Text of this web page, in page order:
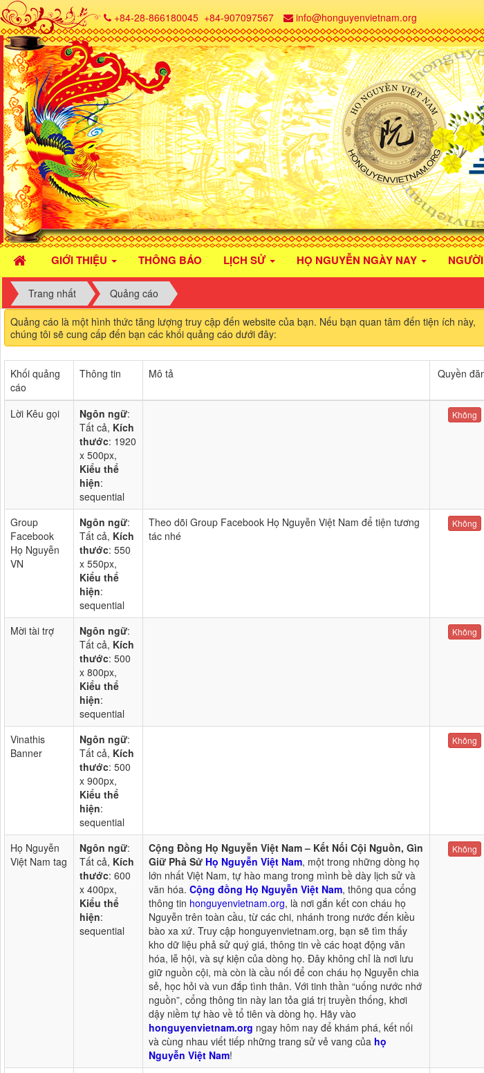
GIỚI THIỆU THÔNG BÁO LỊCH SỬ HỌ NGUYỄN NGÀY NAY
+84-28-866180045 +84-907097567 info@honguyenvietnam.org
Trang nhất Quảng cáo
Quảng cáo là một hình thức tăng lượng truy cập đến website của bạn. Nếu bạn quan tâm đến tiện ích này,
chúng tôi sẽ cung cấp đến bạn các khối quảng cáo dưới đây:
Khối quảng
cáo
Thông tin Mô tả Quyền
Lời Kêu gọi Ngôn ngữ:
Tất cả, Kích
thước: 1920
x 500px,
Kiểu thể
hiện:
sequential
Không
Group
Facebook
Họ Nguyễn
VN
Ngôn ngữ:
Tất cả, Kích
thước: 550
x 550px,
Kiểu thể
hiện:
sequential
Theo dõi Group Facebook Họ Nguyễn Việt Nam để tiện tương
tác nhé
Không
Mời tài trợ Ngôn ngữ:
Tất cả, Kích
thước: 500
x 800px,
Kiểu thể
hiện:
sequential
Không
Vinathis
Banner
Ngôn ngữ:
Tất cả, Kích
thước: 500
x 900px,
Kiểu thể
hiện:
sequential
Không
Họ Nguyễn
Việt Nam tag
Ngôn ngữ:
Tất cả, Kích
thước: 600
x 400px,
Kiểu thể
hiện:
sequential
Cộng Đồng Họ Nguyễn Việt Nam – Kết Nối Cội Nguồn, Gìn
Giữ Phả Sử Họ Nguyễn Việt Nam, một trong những dòng họ
lớn nhất Việt Nam, tự hào mang trong mình bề dày lịch sử và
văn hóa. Cộng đồng Họ Nguyễn Việt Nam, thông qua cổng
thông tin honguyenvietnam.org, là nơi gắn kết con cháu họ
Nguyễn trên toàn cầu, từ các chi, nhánh trong nước đến kiều
bào xa xứ. Truy cập honguyenvietnam.org, bạn sẽ tìm thấy
kho dữ liệu phả sử quý giá, thông tin về các hoạt động văn
hóa, lễ hội, và sự kiện của dòng họ. Đây không chỉ là nơi lưu
giữ nguồn cội, mà còn là cầu nối để con cháu họ Nguyễn chia
sẻ, học hỏi và vun đắp tình thân. Với tinh thần “uống nước nhớ
nguồn”, cổng thông tin này lan tỏa giá trị truyền thống, khơi
dậy niềm tự hào về tổ tiên và dòng họ. Hãy vào
honguyenvietnam.org ngay hôm nay để khám phá, kết nối
và cùng nhau viết tiếp những trang sử vẻ vang của họ
Nguyễn Việt Nam!
Không